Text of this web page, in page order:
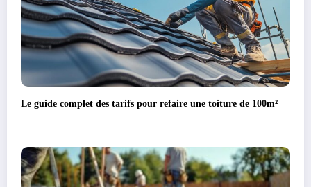
Le guide complet des tarifs pour refaire une toiture de 100m²